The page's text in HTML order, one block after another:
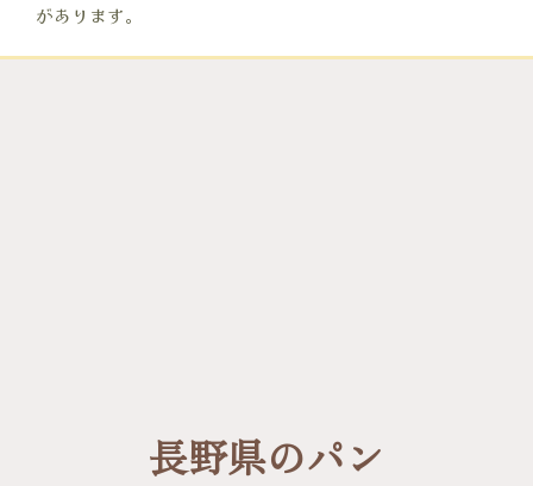
があります。
長野県のパン